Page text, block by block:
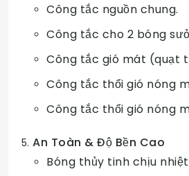
Công tắc nguồn chung.
Công tắc cho 2 bóng
Công tắc gió mát (quạt
Công tắc thổi gió nóng
Công tắc thổi gió nóng
An Toàn & Độ Bền Cao
Bóng thủy tinh chịu